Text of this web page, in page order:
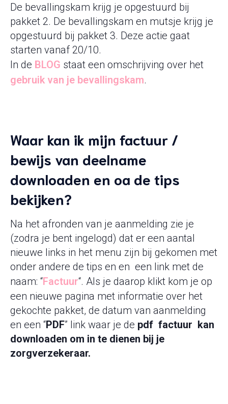
De bevallingskam krijg je opgestuurd bij
pakket 2. De bevallingskam en mutsje krijg je
opgestuurd bij pakket 3. Deze actie gaat
starten vanaf 20/10.
In de BLOG staat een omschrijving over het
gebruik van je bevallingskam.
Waar kan ik mijn factuur /
bewijs van deelname
downloaden en oa de tips
bekijken?
Na het afronden van je aanmelding zie je
(zodra je bent ingelogd) dat er een aantal
nieuwe links in het menu zijn bij gekomen met
onder andere de tips en en een link met de
naam: “Factuur“. Als je daarop klikt kom je op
een nieuwe pagina met informatie over het
gekochte pakket, de datum van aanmelding
en een “PDF” link waar je de pdf factuur kan
downloaden om in te dienen bij je
zorgverzekeraar.